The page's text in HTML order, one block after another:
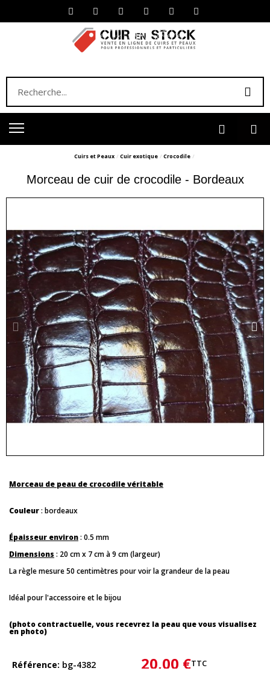
Cuirs et Peaux Cuir exotique Crocodile
Morceau de cuir de crocodile - Bordeaux
Morceau de peau de crocodile véritable
Couleur: bordeaux
Épaisseur environ: 0.5 mm
Dimensions : 20 cm x 7 cm à 9 cm (largeur)
La règle mesure 50 centimètres pour voir la grandeur de la peau
Idéal pour l'accessoire et le bijou
(photo contractuelle, vous recevrez la peau que vous visualisez
en photo)
Référence bg-4382 20,00 €TTC